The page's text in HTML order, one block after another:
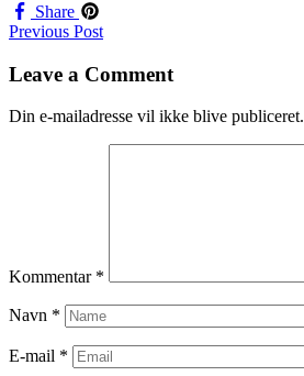
Share
Navigation
til
Previous Post
Leave a Comment
Din e-mailadresse vil ikke blive publiceret.
Kommentar *
Navn *
E-mail *